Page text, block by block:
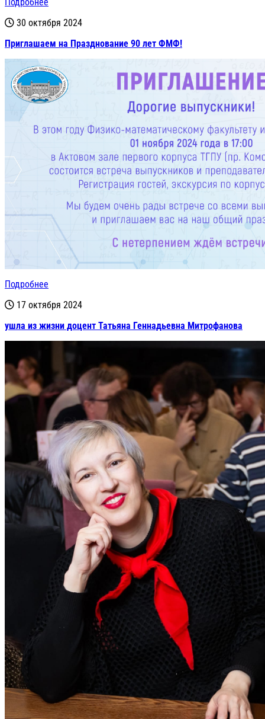
30 октября 2024
Приглашаем на Празднование 90 лет ФМФ!
Подробнее
17 октября 2024
ушла из жизни доцент Татьяна Геннадьевна Митрофанова